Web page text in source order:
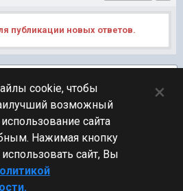
публикации новых ответов.
Стиль
cookie, чтобы
возможный
сайта
Нажимая кнопку
сайт, Вы
×